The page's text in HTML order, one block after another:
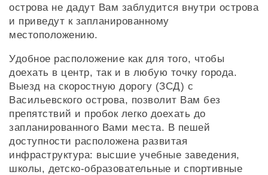
острова не дадут Вам заблудится внутри острова
и приведут к запланированному
местоположению.
Удобное расположение как для того, чтобы
доехать в центр, так и в любую точку города.
Выезд на скоростную дорогу (ЗСД) с
Васильевского острова, позволит Вам без
препятствий и пробок легко доехать до
запланированного Вами места. В пешей
доступности расположена развитая
инфраструктура: высшие учебные заведения,
школы, детско-образовательные и спортивные